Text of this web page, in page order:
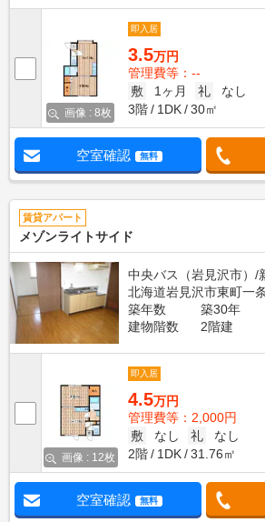
画像 : 8枚
即入居
3.5万円
管理費等：--
敷
1ヶ月 礼
なし
3階
1DK 30㎡
空室確認 無料
賃貸アパート
メゾンライトサイド
中央バス（岩見沢市）/
北海道岩見沢市東町一
築年数
築30年
建物階数
2階建
画像 : 12枚
即入居
4.5万円
管理費等：2,000円
敷
なし 礼
なし
2階
1DK 31.76㎡
空室確認 無料